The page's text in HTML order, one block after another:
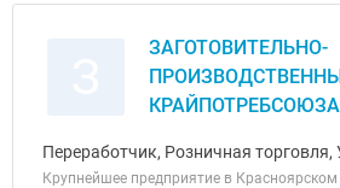
ЗАГОТОВИТЕЛЬНО-
Переработчик, Розничная торговля,
Крупнейшее предприятие в Красноярском